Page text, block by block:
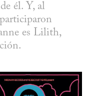
él. Y, al
es Lilith,